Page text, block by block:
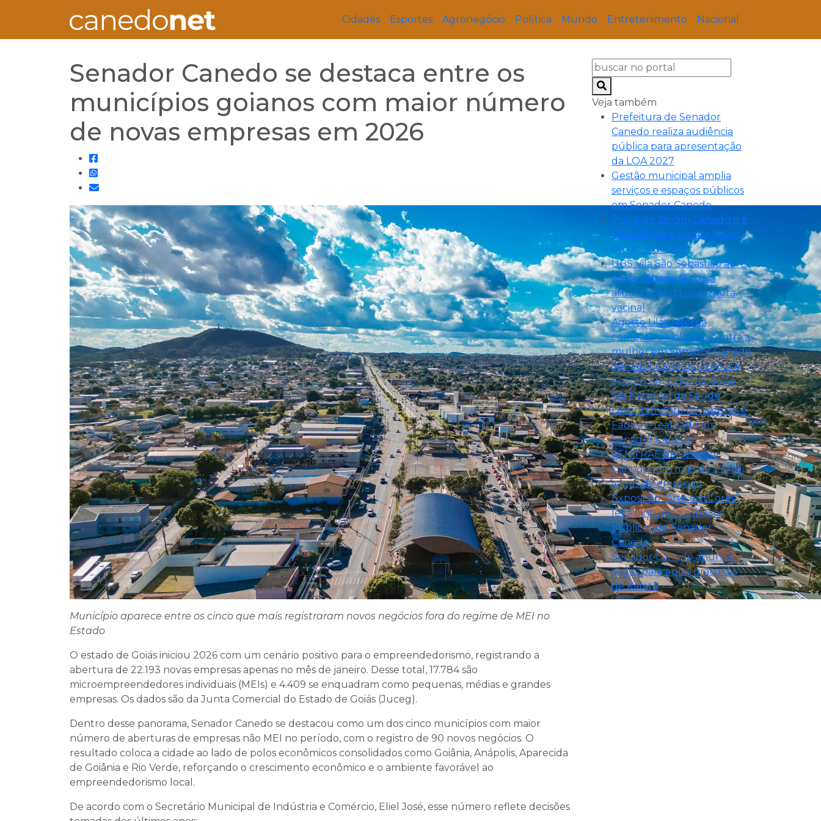
Cidades Esportes Agronegócio Política Mundo Entretenimento Nacional
Senador Canedo se destaca entre os
municípios goianos com maior número
de novas empresas em 2026
Município aparece entre os cinco que mais registraram novos negócios fora do regime de MEI no
Estado
O estado de Goiás iniciou 2026 com um cenário positivo para o empreendedorismo, registrando a
abertura de 22.193 novas empresas apenas no mês de janeiro. Desse total, 17.784 são
microempreendedores individuais (MEIs) e 4.409 se enquadram como pequenas, médias e grandes
empresas. Os dados são da Junta Comercial do Estado de Goiás (Juceg).
Dentro desse panorama, Senador Canedo se destacou como um dos cinco municípios com maior
número de aberturas de empresas não MEI no período, com o registro de 90 novos negócios. O
resultado coloca a cidade ao lado de polos econômicos consolidados como Goiânia, Anápolis, Aparecida
de Goiânia e Rio Verde, reforçando o crescimento econômico e o ambiente favorável ao
empreendedorismo local.
De acordo com o Secretário Municipal de Indústria e Comércio, Eliel José, esse número reflete decisões
Veja também
Prefeitura de Senador
Canedo realiza audiência
pública para apresentação
da LOA 2027
Gestão municipal amplia
serviços e espaços públicos
em Senador Canedo
Praça do Jardim Canedo II é
revitalizada e ganha novos
espaços de lazer
UBS Vila São Sebastião abre
neste sábado (8) para
atualização da caderneta
vacinal
Agosto Lilás reforça
combate à violência contra a
mulher em Senador Canedo
Senador Canedo promove
evento em celebração ao
Dia Nacional da Saúde
Levantamento de Vetores e
Fauna é realizado em
Senador Canedo
SEMTRAE de Senador
Canedo tem mais de 1,7 mil
vagas de emprego
Exposição “Arte em Cores”
leva pinturas a espaços
públicos de Senador
Canedo
Senador Canedo anuncia
vagas para aulas gratuitas
de Karatê